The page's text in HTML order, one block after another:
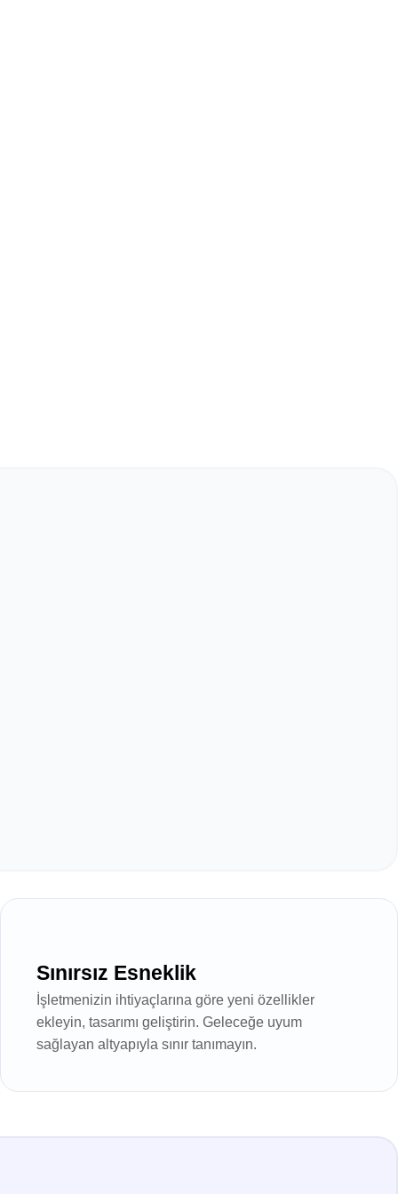
Sınırsız Esneklik
İşletmenizin ihtiyaçlarına göre yeni özellikler
ekleyin, tasarımı geliştirin. Geleceğe uyum
sağlayan altyapıyla sınır tanımayın.